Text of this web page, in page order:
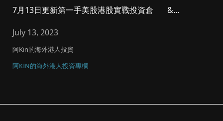
7月13日更新第一手美股港股實戰投資倉 &...
July 13, 2023
阿Kin的海外港人投資
阿KIN的海外港人投資專欄